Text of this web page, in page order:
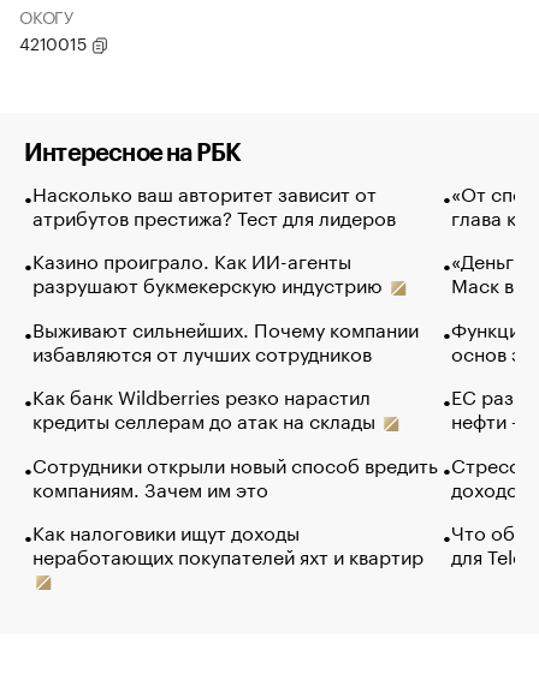
ОКОГУ
4210015
Интересное на РБК
Насколько ваш авторитет зависит от
атрибутов престижа? Тест для лидеров
Казино проиграло. Как ИИ-агенты
разрушают букмекерскую индустрию
Выживают сильнейших. Почему компании
избавляются от лучших сотрудников
Как банк Wildberries резко нарастил
кредиты селлерам до атак на склады
Сотрудники открыли новый способ вредить
компаниям. Зачем им это
Как налоговики ищут доходы
неработающих покупателей яхт и квартир
«От
глава
«Деньги
Маск в
Функции
основ
ЕС
нефти —
Стресс
доходов
Что
для